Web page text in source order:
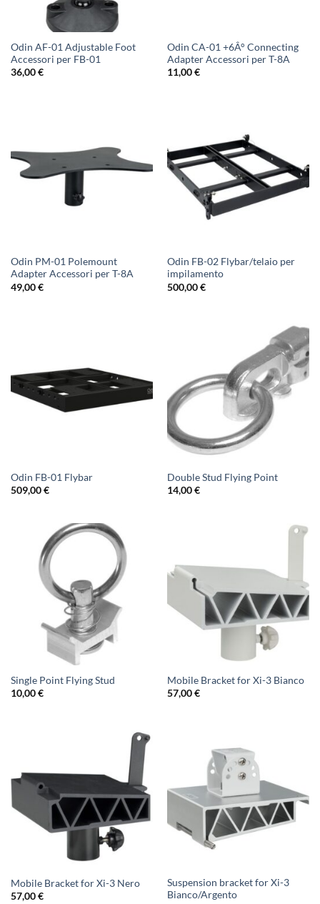
Odin AF-01 Adjustable Foot
Accessori per FB-01
36,00€
Odin CA-01 +6Â° Connecting
Adapter Accessori per T-8A
11,00€
Odin PM-01 Polemount
Adapter Accessori per T-8A
49,00€
Odin FB-02 Flybar/telaio per
impilamento
500,00€
Odin FB-01 Flybar
509,00€
Double Stud Flying Point
14,00€
Single Point Flying Stud
10,00€
Mobile Bracket for Xi-3 Bianco
57,00€
Mobile Bracket for Xi-3 Nero
57,00€
Suspension bracket for Xi-3
Bianco/Argento